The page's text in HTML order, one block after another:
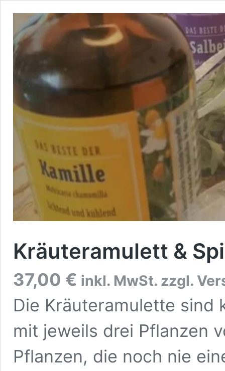
Kräuteramulett &
37,00 € inkl. MwSt. zzgl.
Die Kräuteramulette sind
mit jeweils drei Pflanzen
Pflanzen, die noch nie